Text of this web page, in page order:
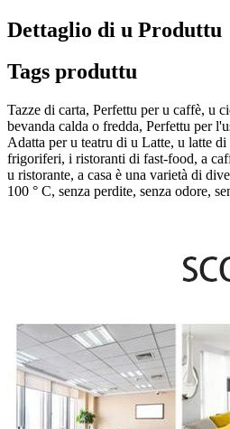
Dettaglio di u Produttu
Tags produttu
Tazze di carta, Perfettu per u caffè, u
bevanda calda o fredda, Perfettu per
Adatta per u teatru di u Latte, u latte
frigoriferi, i ristoranti di fast-food, a
u ristorante, a casa è una varietà di
100 ° C, senza perdite, senza odore,